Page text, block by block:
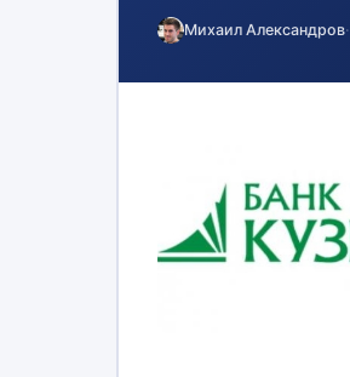
Михаил Александров·